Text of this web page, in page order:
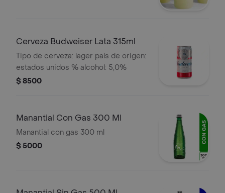
Cerveza Budweiser Lata 315ml
Tipo de cerveza: lager país de origen:
estados unidos % alcohol: 5,0%
$ 8500
Manantial Con Gas 300 Ml
Manantial con gas 300 ml
$ 5000